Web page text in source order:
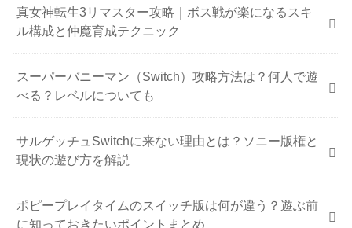
真女神転生3リマスター攻略｜ボス戦が楽になるスキ
ル構成と仲魔育成テクニック
スーパーバニーマン（Switch）攻略方法は？何人で遊
べる？レベルについても
サルゲッチュSwitchに来ない理由とは？ソニー版権と
現状の遊び方を解説
ポピープレイタイムのスイッチ版は何が違う？遊ぶ前
に知っておきたいポイントまとめ